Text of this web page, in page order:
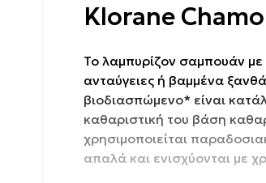
Klorane
Το λαμπυρίζον σαμπουάν με
ανταύγειες ή βαμμένα
βιοδιασπώμενο* είναι
καθαριστική του βάση
χρησιμοποιείται
απαλά και ενισχύονται με